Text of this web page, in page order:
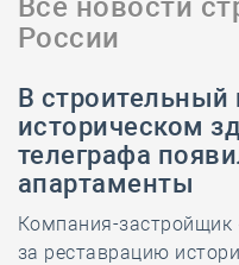
Все новости
России
В строительный
историческом
телеграфа
апартаменты
Компания-застройщик
за реставрацию